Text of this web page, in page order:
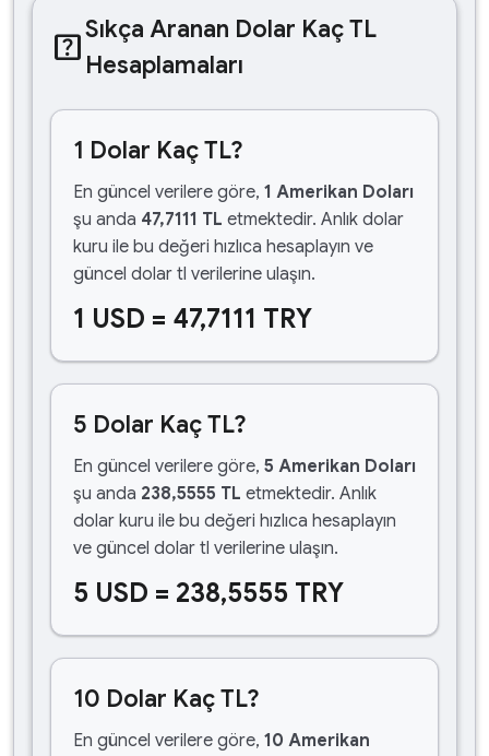
help_centerSıkça Aranan Dolar Kaç TL
Hesaplamaları
1 Dolar Kaç TL?
En güncel verilere göre, 1 Amerikan Doları
şu anda 47,7111 TL etmektedir. Anlık dolar
kuru ile bu değeri hızlıca hesaplayın ve
güncel dolar tl verilerine ulaşın.
1 USD = 47,7111 TRY
5 Dolar Kaç TL?
En güncel verilere göre, 5 Amerikan Doları
şu anda 238,5555 TL etmektedir. Anlık
dolar kuru ile bu değeri hızlıca hesaplayın
ve güncel dolar tl verilerine ulaşın.
5 USD = 238,5555 TRY
10 Dolar Kaç TL?
En güncel verilere göre, 10 Amerikan